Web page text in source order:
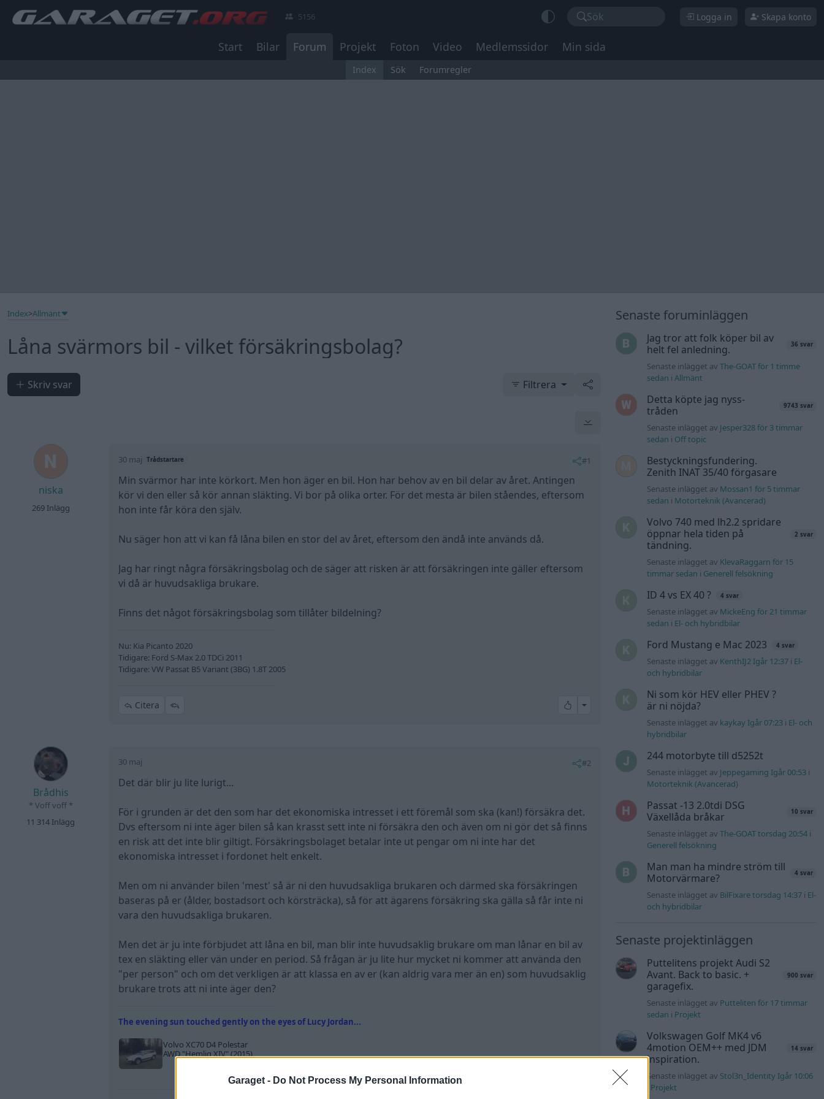
Garaget - Do Not Process My Personal Information
5156 Sök Logga in Skapa konto
Start Bilar Forum Projekt Foton Video Medlemssidor Min sida
Index Sök Forumregler
Index>Allmänt
Låna svärmors bil - vilket försäkringsbolag?
Skriv svar Filtrera
niska
269 Inlägg
30 maj Trådstartare #1
Min svärmor har inte körkort. Men hon äger en bil. Hon har behov av en bil delar av året. Antingen
kör vi den eller så kör annan släkting. Vi bor på olika orter. För det mesta är bilen ståendes, eftersom
hon inte får köra den själv.
Nu säger hon att vi kan få låna bilen en stor del av året, eftersom den ändå inte används då.
Jag har ringt några försäkringsbolag och de säger att risken är att försäkringen inte gäller eftersom
vi då är huvudsakliga brukare.
Finns det något försäkringsbolag som tillåter bildelning?
Nu: Kia Picanto 2020
Tidigare: Ford S-Max 2.0 TDCi 2011
Tidigare: VW Passat B5 Variant (3BG) 1.8T 2005
Citera All reactions
Brådhis
* Voff voff *
11 314 Inlägg
30 maj #2
Det där blir ju lite lurigt...
För i grunden är det den som har det ekonomiska intresset i ett föremål som ska (kan!) försäkra det.
Dvs eftersom ni inte äger bilen så kan krasst sett inte ni försäkra den och även om ni gör det så finns
en risk att det inte blir giltigt. Försäkringsbolaget betalar inte ut pengar om ni inte har det
ekonomiska intresset i fordonet helt enkelt.
Men om ni använder bilen 'mest' så är ni den huvudsakliga brukaren och därmed ska försäkringen
baseras på er (ålder, bostadsort och körsträcka), så för att ägarens försäkring ska gälla så får inte ni
vara den huvudsakliga brukaren.
Men det är ju inte förbjudet att låna en bil, man blir inte huvudsaklig brukare om man lånar en bil av
tex en släkting eller vän under en period. Så frågan är ju lite hur mycket ni kommer att använda den
"per person" och om det verkligen är att klassa en av er (kan aldrig vara mer än en) som huvudsaklig
brukare trots att ni inte äger den?
The evening sun touched gently on the eyes of Lucy Jordan...
Volvo XC70 D4 Polestar
AWD"Hemlig XIV"(2015)
Senaste foruminläggen
Jag tror att folk köper bil av
helt fel anledning.
36 svar
Senaste inlägget avThe-GOAT för 1 timme
sedan iAllmänt
Detta köpte jag nyss-
tråden
9743 svar
Senaste inlägget av Jesper328 för 3 timmar
sedan i Off topic
Bestyckningsfundering.
Zenith INAT 35/40 förgasare
Senaste inlägget av Mossan1 för 5 timmar
sedan i Motorteknik (Avancerad)
Volvo 740 med lh2.2 spridare
öppnar hela tiden på
tändning.
2 svar
Senaste inlägget av KlevaRaggarn för 15
timmar sedan i Generell felsökning
ID 4 vs EX 40 ? 4 svar
Senaste inlägget av MickeEng för 21 timmar
sedan i El- och hybridbilar
Ford Mustang e Mac 2023 4 svar
Senaste inlägget av KenthIJ2 Igår 12:37 i El-
och hybridbilar
Ni som kör HEV eller PHEV ?
är ni nöjda?
Senaste inlägget av kaykay Igår 07:23 i El- och
hybridbilar
244 motorbyte till d5252t
Senaste inlägget av Jeppegaming Igår 00:53 i
Motorteknik (Avancerad)
Passat -13 2.0tdi DSG
Växellåda bråkar
10 svar
Senaste inlägget avThe-GOAT torsdag 20:54 i
Generell felsökning
Man man ha mindre ström till
Motorvärmare?
4 svar
Senaste inlägget av BilFixare torsdag 14:37 i El-
och hybridbilar
Senaste projektinläggen
Puttelitens projekt Audi S2
Avant. Back to basic. +
garagefix.
900 svar
Senaste inlägget av Putteliten för 17 timmar
sedan i Projekt
Volkswagen Golf MK4 v6
4motion OEM++ med JDM
inspiration.
14 svar
Senaste inlägget av Stol3n_Identity Igår 10:06
Projekt